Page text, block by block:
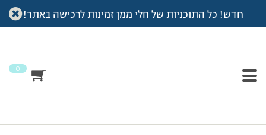
חדש! כל התוכניות של חלי ממן זמינות לרכישה באתר!
0
עמוד הבית >דיונים>פורום >שאלה בנוגע למנה מותרת -המבורגר
מוצגות 2 תגובות – 1 עד 2 (מתוך 2 סה״כ)